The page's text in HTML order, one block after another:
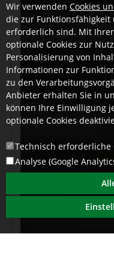
Wir verwenden Cookies
die zur
erforderlich sind. Mit
optionale Cookies zur
Personalisierung von
Informationen zur
zu den
Anbieter erhalten Sie in
können Ihre Einwilligung
optionale Cookies
Technisch erforderliche
Analyse (Google